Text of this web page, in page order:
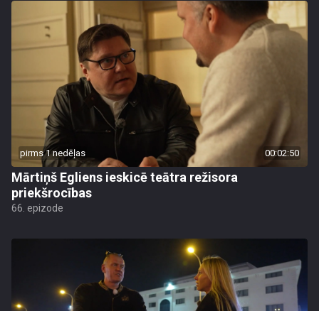
pirms 1 nedēļas 00:02:50
Mārtiņš Egliens ieskicē teātra režisora
priekšrocības
66. epizode